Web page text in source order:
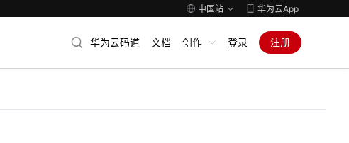
中国站 华为云App
华为云码道 文档 创作 登录 注册